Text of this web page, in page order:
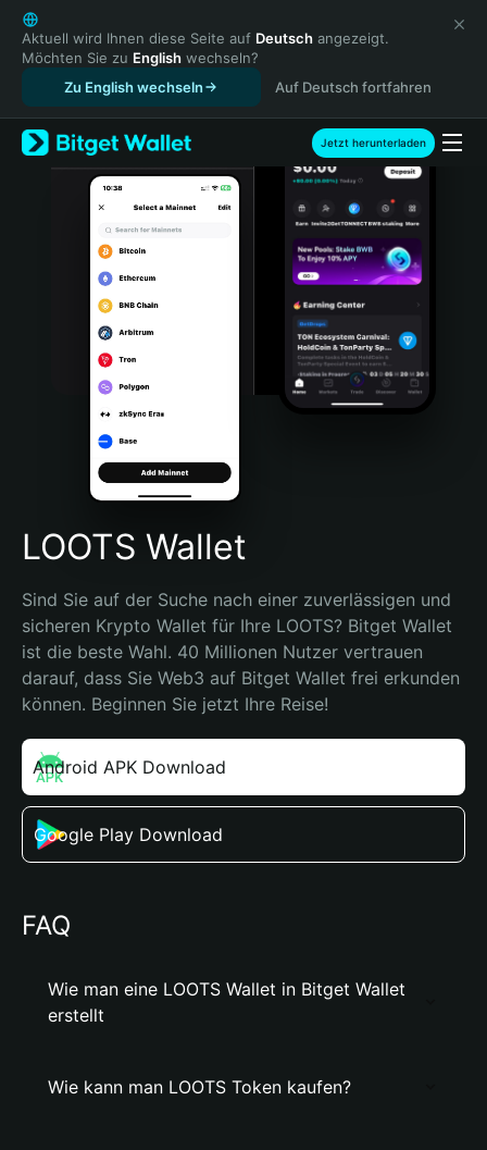
English
日本語
Tiếng Việt
Русский
Español (Latinoamérica)
Türkçe
Italiano
Português (Portugal)
Bahasa Indonesia
Português (Brasil)
Español (Argentina)
Aktuell wird Ihnen diese Seite auf Deutsch angezeigt.
Möchten Sie zu English wechseln?
Zu English wechseln
Auf Deutsch fortfahren
Jetzt herunterladen
LOOTS Wallet
Sind Sie auf der Suche nach einer zuverlässigen und
sicheren Krypto Wallet für Ihre LOOTS? Bitget Wallet
ist die beste Wahl. 40 Millionen Nutzer vertrauen
darauf, dass Sie Web3 auf Bitget Wallet frei erkunden
können. Beginnen Sie jetzt Ihre Reise!
Android APK Download
Google Play Download
FAQ
Wie man eine LOOTS Wallet in Bitget Wallet
erstellt
Wie kann man LOOTS Token kaufen?